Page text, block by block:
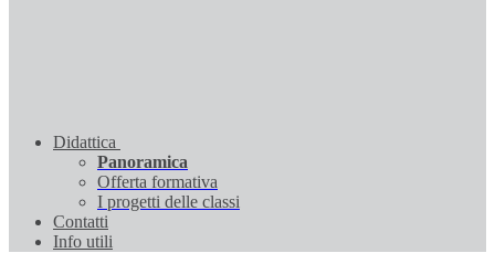
Didattica
Panoramica
Offerta formativa
I progetti delle classi
Contatti
Info utili